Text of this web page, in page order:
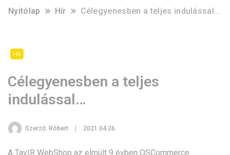
Nyitólap Hír Célegyenesben a teljes indulással…
Hír
Célegyenesben a teljes
indulással…
Szerző: Róbert 2021.04.26.
A TavIR WebShop az elmúlt 9 évben OSCommerce